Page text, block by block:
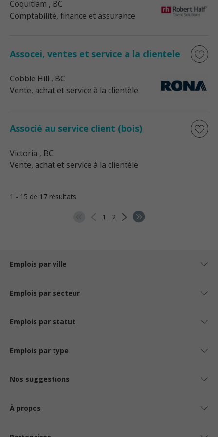
Coquitlam , BC
Comptabilité, finance et assurance
Assocei, ventes et service a la clientele
Cobble Hill , BC
Vente, achat et service à la clientèle
Associé au service client (bois)
Victoria , BC
Vente, achat et service à la clientèle
1 - 15 de 17 résultats
1 2
Emplois par ville
Emplois par secteur
Emplois par statut
Emplois par type
Nos suggestions
À propos